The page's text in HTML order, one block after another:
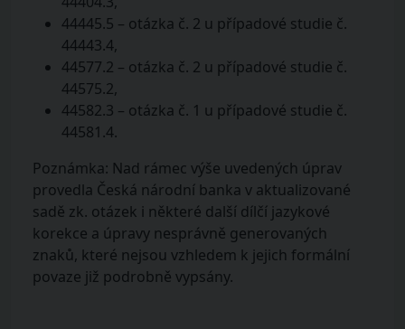
44445.5 – otázka č. 2 u případové studie č.
44443.4,
44577.2 – otázka č. 2 u případové studie č.
44575.2,
44582.3 – otázka č. 1 u případové studie č.
44581.4.
Poznámka: Nad rámec výše uvedených úprav
provedla Česká národní banka v aktualizované
sadě zk. otázek i některé další dílčí jazykové
korekce a úpravy nesprávně generovaných
znaků, které nejsou vzhledem k jejich formální
povaze již podrobně vypsány.